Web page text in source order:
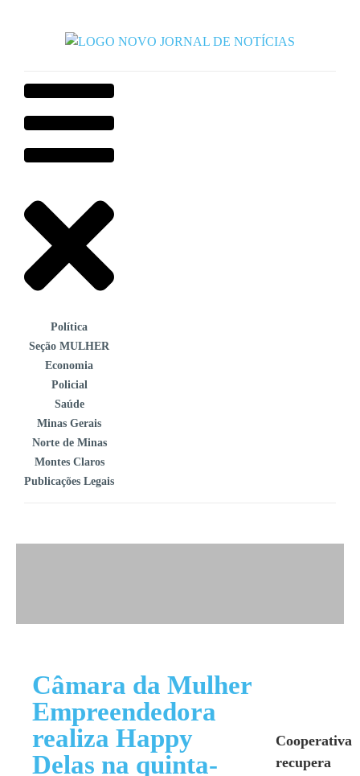
Política
Seção MULHER
Economia
Policial
Saúde
Minas Gerais
Norte de Minas
Montes Claros
Publicações Legais
Câmara da Mulher
Empreendedora
realiza Happy
Delas na quinta-
Cooperativa
recupera